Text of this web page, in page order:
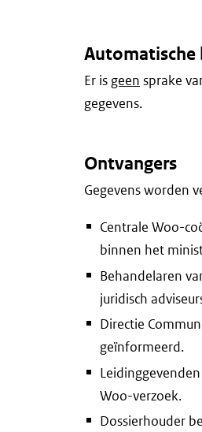
Er is geen sprake
gegevens.
Ontvangers
Gegevens worden
Centrale Woo-
binnen het
Behandelaren
juridisch
Directie
geïnformeerd.
Woo-verzoek.
Dossierhouder